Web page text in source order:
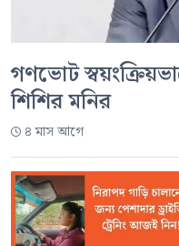
গণভোট
শিশির মনির
৪ মাস আগে